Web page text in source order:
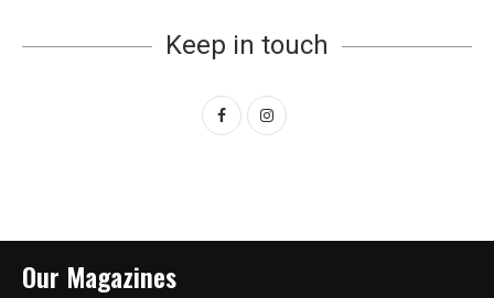
Keep in touch
Our Magazines